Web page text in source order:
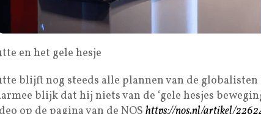
en het gele hesje
blijft nog steeds alle plannen van de globalisten
blijk dat hij niets van de ‘gele hesjes